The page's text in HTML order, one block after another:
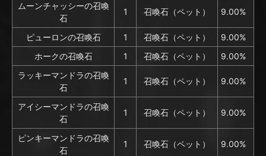
ムーンチャッシーの召喚
石
1 召喚石（ペット） 9.00%
ピューロンの召喚石 1 召喚石（ペット）
9.00%
ホークの召喚石
1 召喚石（ペット）
9.00%
ラッキーマンドラの召喚
石
1 召喚石（ペット） 9.00%
アイシーマンドラの召喚
石
1 召喚石（ペット） 9.00%
ピンキーマンドラの召喚
石
1 召喚石（ペット） 9.00%